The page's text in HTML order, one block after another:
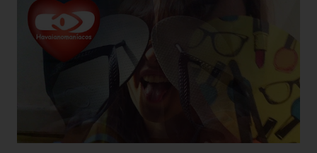
confraternizações do trabalho, nas festas de fim de ano,
etc.. Além da diversão que a brincadeira proporciona,
também é uma excelente oportunidade de ganhar muitas
havaianas e incorporar sua coleção.